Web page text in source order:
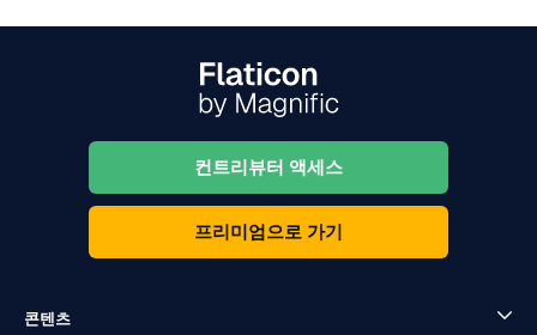
컨트리뷰터 액세스
프리미엄으로 가기
콘텐츠